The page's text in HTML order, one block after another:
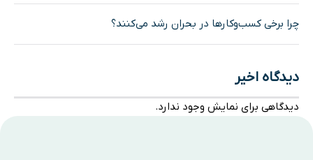
چرا برخی کسب‌وکارها در بحران رشد می‌کنند؟
دیدگاه اخیر
دیدگاهی برای نمایش وجود ندارد.